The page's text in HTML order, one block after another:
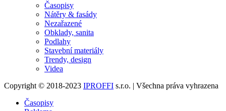
Časopisy
Nátěry & fasády
Nezařazené
Obklady, sanita
Podlahy
Stavební materiály
Trendy, design
Videa
Copyright © 2018-2023 IPROFFI s.r.o. | Všechna práva vyhrazena
Časopisy